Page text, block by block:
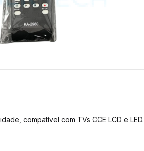
compatível com TVs CCE LCD e LED.